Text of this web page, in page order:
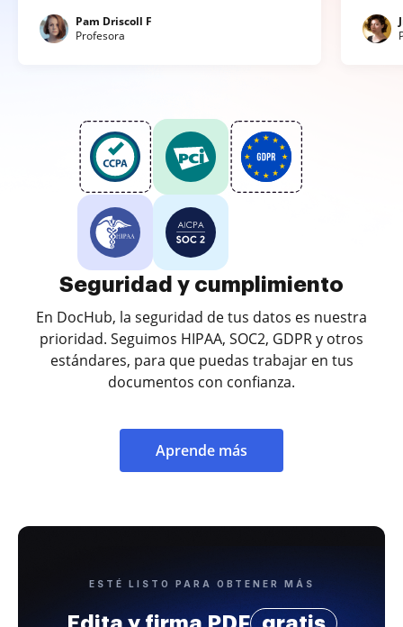
Pam Driscoll F
Profesora
Seguridad y cumplimiento
En DocHub, la seguridad de tus datos es nuestra
prioridad. Seguimos HIPAA, SOC2, GDPR y otros
estándares, para que puedas trabajar en tus
documentos con confianza.
Aprende más
ESTÉ LISTO PARA OBTENER MÁS